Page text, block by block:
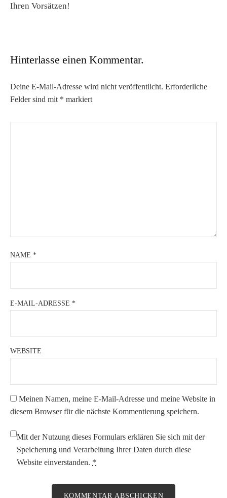
Ihren Vorsätzen!
Hinterlasse einen Kommentar.
Deine E-Mail-Adresse wird nicht veröffentlicht. Erforderliche
Felder sind mit * markiert
NAME *
E-MAIL-ADRESSE *
WEBSITE
Meinen Namen, meine E-Mail-Adresse und meine Website in
diesem Browser für die nächste Kommentierung speichern.
Mit der Nutzung dieses Formulars erklären Sie sich mit der
Speicherung und Verarbeitung Ihrer Daten durch diese
Website einverstanden. *